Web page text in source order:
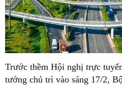
Trước thềm Hội nghị trực
tướng chủ trì vào sáng 17/2,